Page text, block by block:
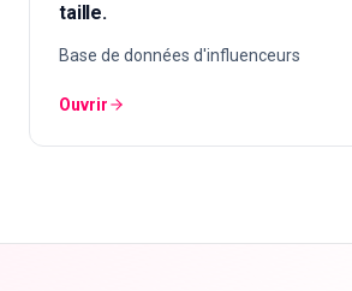
taille.
Base de données d'influenceurs
Ouvrir